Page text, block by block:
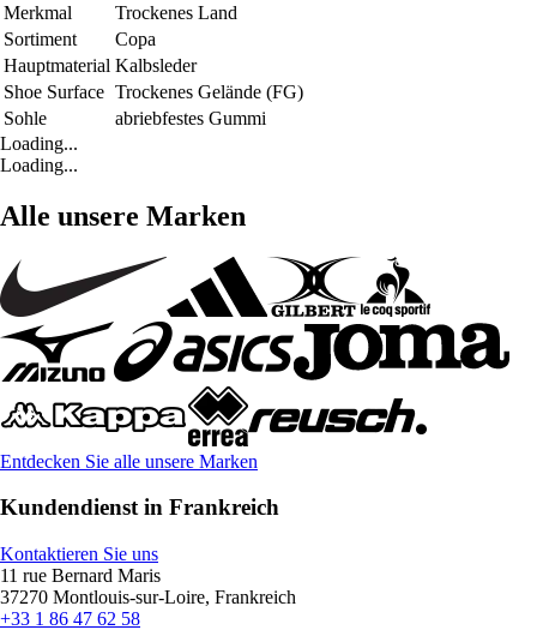
Merkmal
Trockenes Land
Sortiment
Copa
Hauptmaterial Kalbsleder
Shoe Surface Trockenes Gelände (FG)
Sohle
abriebfestes Gummi
Loading...
Loading...
Alle unsere Marken
Entdecken Sie alle unsere Marken
Kundendienst in Frankreich
Kontaktieren Sie uns
11 rue Bernard Maris
37270 Montlouis-sur-Loire, Frankreich
+33 1 86 47 62 58